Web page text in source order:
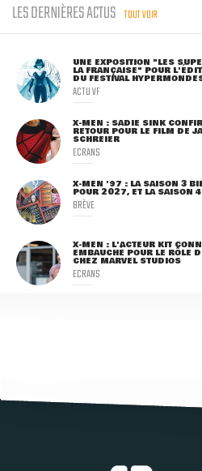
LES DERNIÈRES ACTUS TOUT VOIR
UNE EXPOSITION "LES
LA FRANÇAISE" POUR
DU FESTIVAL
ACTU VF
X-MEN : SADIE SINK
RETOUR POUR LE FILM DE
SCHREIER
ECRANS
X-MEN '97 : LA SAISON 3
POUR 2027, ET LA SAISON
BRÈVE
X-MEN : L'ACTEUR KIT
EMBAUCHÉ POUR LE RÔLE
CHEZ MARVEL STUDIOS
ECRANS